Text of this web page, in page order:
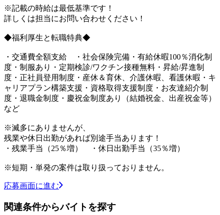
※記載の時給は最低基準です！
詳しくは担当にお問い合わせください！
◆福利厚生と転職特典◆
・交通費全額支給 ・社会保険完備・有給休暇100％消化制
度・制服あり・定期検診/ワクチン接種無料・昇給/昇進制
度・正社員登用制度・産休＆育休、介護休暇、看護休暇・キ
ャリアプラン構築支援・資格取得支援制度・お友達紹介制
度・退職金制度・慶祝金制度あり（結婚祝金、出産祝金等）
など
※滅多にありませんが、
残業や休日出勤があれば別途手当あります！
・残業手当（25％増） ・休日出勤手当（35％増）
※短期・単発の案件は取り扱っておりません。
応募画面に進む
関連条件からバイトを探す